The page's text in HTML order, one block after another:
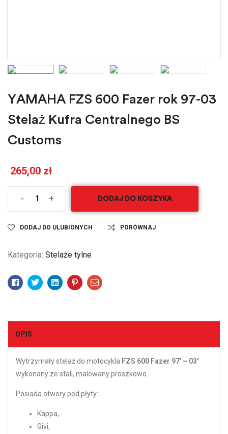
YAMAHA FZS 600 Fazer rok 97-03
Stelaż Kufra Centralnego BS
Customs
265,00 zł
- + DODAJ DO KOSZYKA
DODAJ DO ULUBIONYCH PORÓWNAJ
Kategoria: Stelaże tylne
Facebook
TwitterLinkedinPinterestEmail
OPIS
Wytrzymały stelaż do motocykla FZS 600 Fazer 97′ – 03′
wykonany ze stali, malowany proszkowo.
Posiada otwory pod płyty:
Kappa,
Givi,